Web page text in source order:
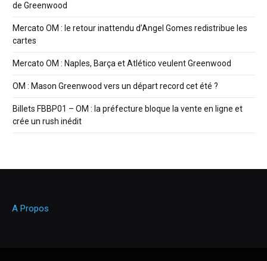
de Greenwood
Mercato OM : le retour inattendu d’Angel Gomes redistribue les
cartes
Mercato OM : Naples, Barça et Atlético veulent Greenwood
OM : Mason Greenwood vers un départ record cet été ?
Billets FBBP01 – OM : la préfecture bloque la vente en ligne et
crée un rush inédit
A Propos